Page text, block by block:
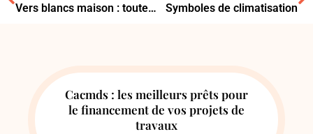
Vers blancs maison : toutes les méthodes efficaces pour s’en débarrasser Symboles de climatisation
Cacmds : les meilleurs prêts pour
le financement de vos projets de
travaux